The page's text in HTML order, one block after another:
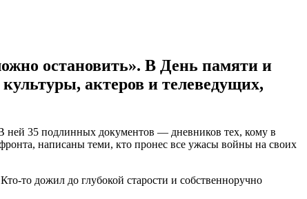
остановить». В День памяти и
актеров и телеведущих,
ней 35 подлинных документов — дневников тех, кому в
написаны теми, кто пронес все ужасы войны на своих
то дожил до глубокой старости и собственноручно